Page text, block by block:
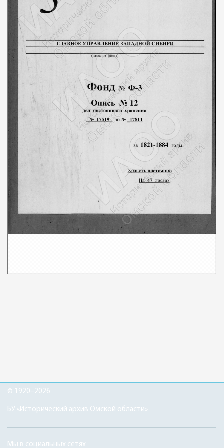
© 1920–2026
БУ «Исторический архив Омской области»
Мы в социальных сетях